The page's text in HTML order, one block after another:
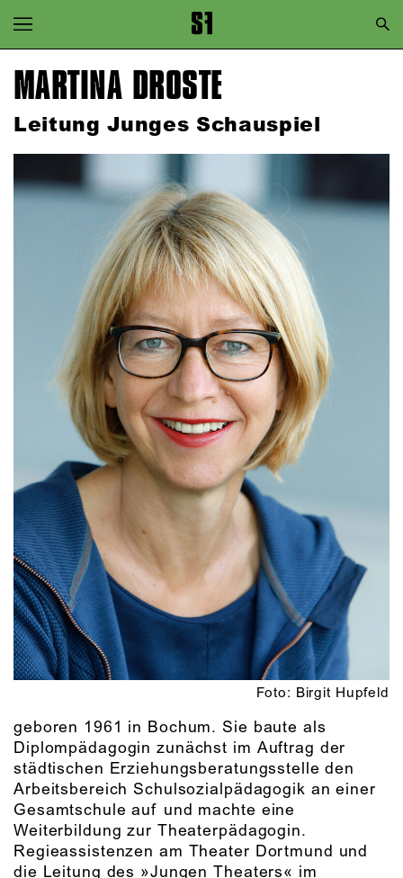
Zur Hauptnavigation springen
Zum Hauptinhalt springen
MARTINA DROSTE
Leitung Junges Schauspiel
Foto: Birgit Hupfeld
geboren 1961 in Bochum. Sie baute als
Diplompädagogin zunächst im Auftrag der
städtischen Erziehungsberatungsstelle den
Arbeitsbereich Schulsozialpädagogik an einer
Gesamtschule auf und machte eine
Weiterbildung zur Theaterpädagogin.
Regieassistenzen am Theater Dortmund und
die Leitung des »Jungen Theaters« im